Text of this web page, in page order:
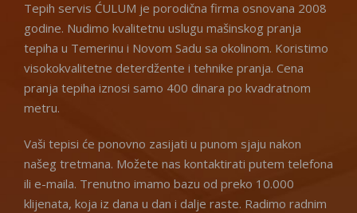
Tepih servis ĆULUM je porodična firma osnovana 2008
godine. Nudimo kvalitetnu uslugu mašinskog pranja
tepiha u Temerinu i Novom Sadu sa okolinom. Koristimo
visokokvalitetne deterdžente i tehnike pranja. Cena
pranja tepiha iznosi samo 400 dinara po kvadratnom
metru.
Vaši tepisi će ponovno zasijati u punom sjaju nakon
našeg tretmana. Možete nas kontaktirati putem telefona
ili e-maila. Trenutno imamo bazu od preko 10.000
klijenata, koja iz dana u dan i dalje raste. Radimo radnim